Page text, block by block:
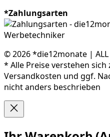
*Zahlungsarten
© 2026 *die12monate | ALL
* Alle Preise verstehen
Versandkosten und ggf.
nicht anders beschrieben